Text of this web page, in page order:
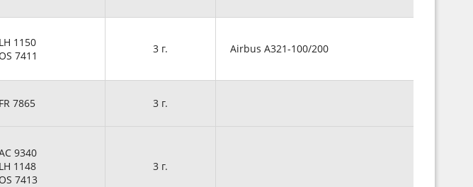
LH 1150
7411
3 г. Airbus A321-100/200
FR 7865 3 г.
9340
LH 1148
OS 7413
3 г.